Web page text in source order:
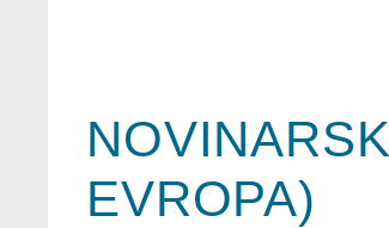
EVROPA)